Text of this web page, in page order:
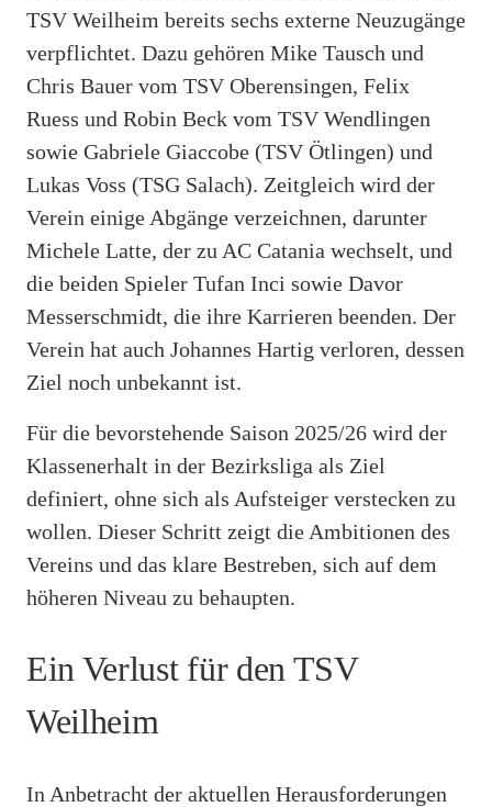
TSV Weilheim bereits sechs externe Neuzugänge
verpflichtet. Dazu gehören Mike Tausch und
Chris Bauer vom TSV Oberensingen, Felix
Ruess und Robin Beck vom TSV Wendlingen
sowie Gabriele Giaccobe (TSV Ötlingen) und
Lukas Voss (TSG Salach). Zeitgleich wird der
Verein einige Abgänge verzeichnen, darunter
Michele Latte, der zu AC Catania wechselt, und
die beiden Spieler Tufan Inci sowie Davor
Messerschmidt, die ihre Karrieren beenden. Der
Verein hat auch Johannes Hartig verloren, dessen
Ziel noch unbekannt ist.
Für die bevorstehende Saison 2025/26 wird der
Klassenerhalt in der Bezirksliga als Ziel
definiert, ohne sich als Aufsteiger verstecken zu
wollen. Dieser Schritt zeigt die Ambitionen des
Vereins und das klare Bestreben, sich auf dem
höheren Niveau zu behaupten.
Ein Verlust für den TSV
Weilheim
In Anbetracht der aktuellen Herausforderungen